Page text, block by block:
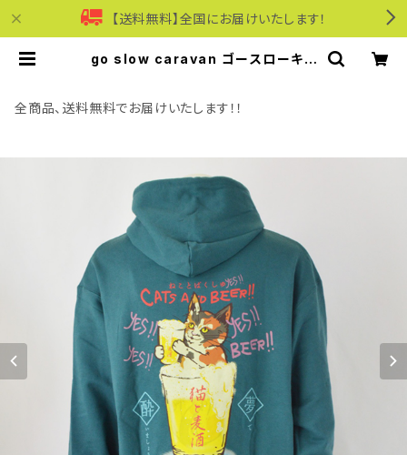
【送料無料】全国にお届けいたします！
go slow caravan ゴースローキャ
ユニセックス 352609 グリーン系 |
モリワンワールドオンラインショップ
全商品、送料無料でお届けいたします！！